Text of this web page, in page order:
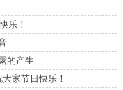
乐！
的产生
家节日快乐！